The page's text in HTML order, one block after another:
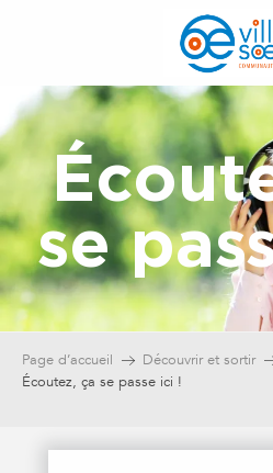
principal
se
Page d’accueil Découvrir et sortir
Écoutez, ça se passe ici !